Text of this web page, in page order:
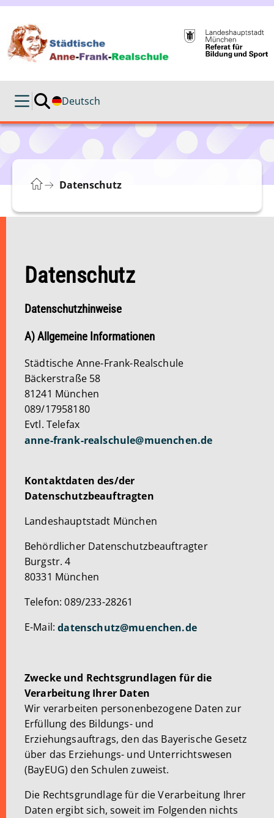
Deutsch
Datenschutz
Datenschutz
Datenschutzhinweise
A) Allgemeine Informationen
Städtische Anne-Frank-Realschule
Bäckerstraße 58
81241 München
089/17958180
Evtl. Telefax
anne-frank-realschule@muenchen.de
Kontaktdaten des/der
Datenschutzbeauftragten
Landeshauptstadt München
Behördlicher Datenschutzbeauftragter
Burgstr. 4
80331 München
Telefon: 089/233-28261
E-Mail:datenschutz@muenchen.de
Zwecke und Rechtsgrundlagen für die
Verarbeitung Ihrer Daten
Wir verarbeiten personenbezogene Daten zur
Erfüllung des Bildungs- und
Erziehungsauftrags, den das Bayerische Gesetz
über das Erziehungs- und Unterrichtswesen
(BayEUG) den Schulen zuweist.
Die Rechtsgrundlage für die Verarbeitung Ihrer
Daten ergibt sich, soweit im Folgenden nichts